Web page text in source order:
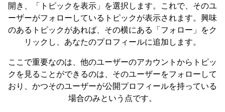
開き、「トピックを表示」を選択します。これで、そのユ
ーザーがフォローしているトピックが表示されます。興味
のあるトピックがあれば、その横にある「フォロー」をク
リックし、あなたのプロフィールに追加します。
ここで重要なのは、他のユーザーのアカウントからトピッ
クを見ることができるのは、そのユーザーをフォローして
おり、かつそのユーザーが公開プロフィールを持っている
場合のみという点です。